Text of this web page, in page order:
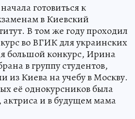
готовиться к
в Киевский
В том же году проходил
во ВГИК для украинских
большой конкурс, Ирина
в группу студентов,
из Киева на учебу в Москву.
её однокурсников была
и в будущем мама